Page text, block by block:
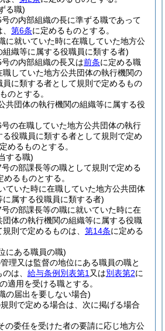
る職)
の内部組織の長に準ずる職であって
第6条に定めるものとする。
に就いていた時に在職していた地方公
織等に属する役職員に類する者)
の内部組織の長又は前条に定める職
職していた地方公共団体の執行機関の
に類する者として規則で定めるもの
のとする。
共団体の執行機関の組織等に属する役
の在職していた地方公共団体の執行
役職員に類する者として規則で定め
めるものとする。
する職)
の部課長等の職として規則で定める
めるものとする。
ていた時に在職していた地方公共団体
属する役職員に類する者)
の部課長等の職に就いていた時に在
体の執行機関の組織等に属する役職
則で定めるものは、 第14条に定める
にある職員の職)
理又は監督の地位にある職員の職と
は、 給与条例別表第1 又は別表第2に
適用を受ける職とする。
の届出を要しない場合)
則で定める場合は、次に掲げる場合
の委任を受けた者の要請に応じ地方公